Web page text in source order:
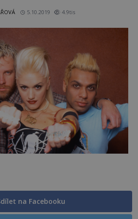
5.10.2019 4.9tis
na Facebooku